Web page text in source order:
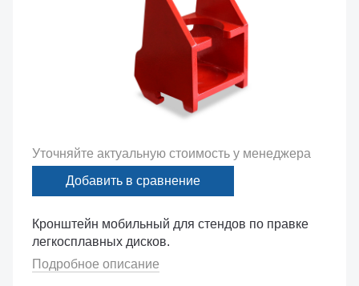
Кронштейн мобильный для стендов по правке
легкосплавных дисков.
Подробное описание
Уточняйте актуальную стоимость у менеджера
Добавить в сравнение